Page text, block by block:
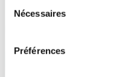
Nécessaires
Préférences